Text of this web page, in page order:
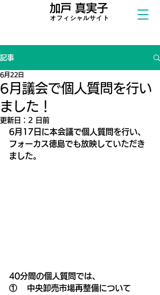
​オフィシャルサイト
加戸 真実子
記事
6月議会で個人質問を行い
ました！
6月22日
更新日： 2 日前
6月17日に本会議で個人質問を行い、
フォーカス徳島でも放映していただき
ました。
40分間の個人質問では、
①    中央卸売市場再整備について